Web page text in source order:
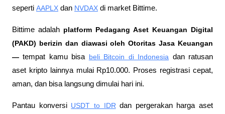
seperti AAPLX dan NVDAX di market Bittime.
Bittime adalah platform Pedagang Aset Keuangan Digital
(PAKD) berizin dan diawasi oleh Otoritas Jasa Keuangan
— tempat kamu bisa beli Bitcoin di Indonesia dan ratusan
aset kripto lainnya mulai Rp10.000. Proses registrasi cepat,
aman, dan bisa langsung dimulai hari ini.
Pantau konversi USDT to IDR dan pergerakan harga aset